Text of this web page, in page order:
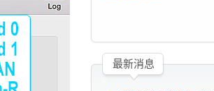
最新消息